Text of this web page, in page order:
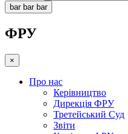
bar bar bar
ФРУ
×
Про нас
Керівництво
Дирекція ФРУ
Третейський Суд
Звіти